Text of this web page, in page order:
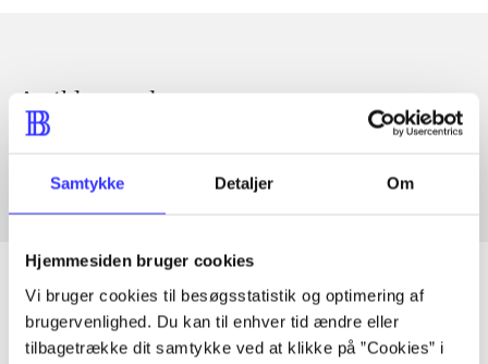
Samtykke Detaljer Om
Hjemmesiden bruger cookies
Vi bruger cookies til besøgsstatistik og optimering af
brugervenlighed. Du kan til enhver tid ændre eller
tilbagetrække dit samtykke ved at klikke på ”Cookies” i
Artikler med samme emner
Fra
Artikler